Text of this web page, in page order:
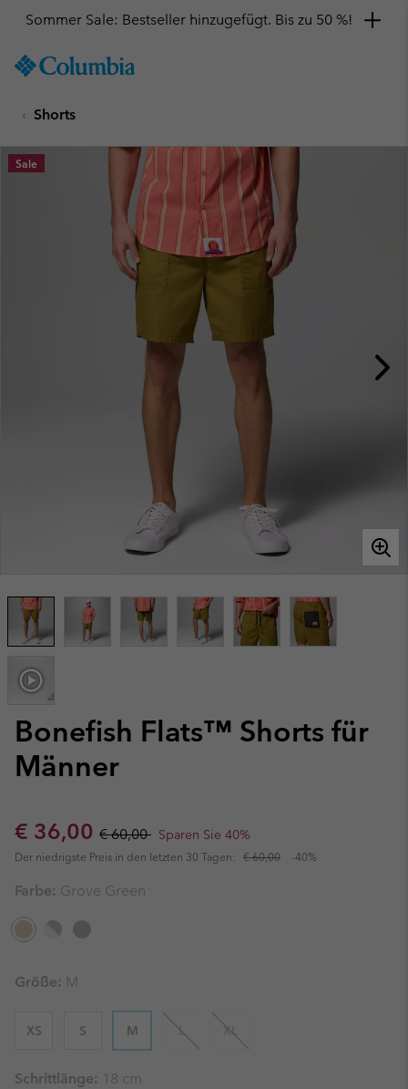
TO
SKIP
MAIN
NAV
Sommer Sale: Bestseller hinzugefügt. Bis zu 50 %!
Shorts
Bonefish Flats™ Shorts für
Männer
Sale price:
€ 36,00 Regular price:
€ 60,00 Sparen Sie 40%
Der niedrigste Preis in den letzten 30 Tagen: € 60,00 -40%
Sale
Farbe: Grove Green
Größe: M
XS S M L XL
Schrittlänge: 18 cm